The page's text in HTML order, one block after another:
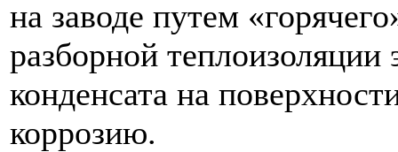
на заводе путем
разборной теплоизоляции
конденсата на
коррозию.